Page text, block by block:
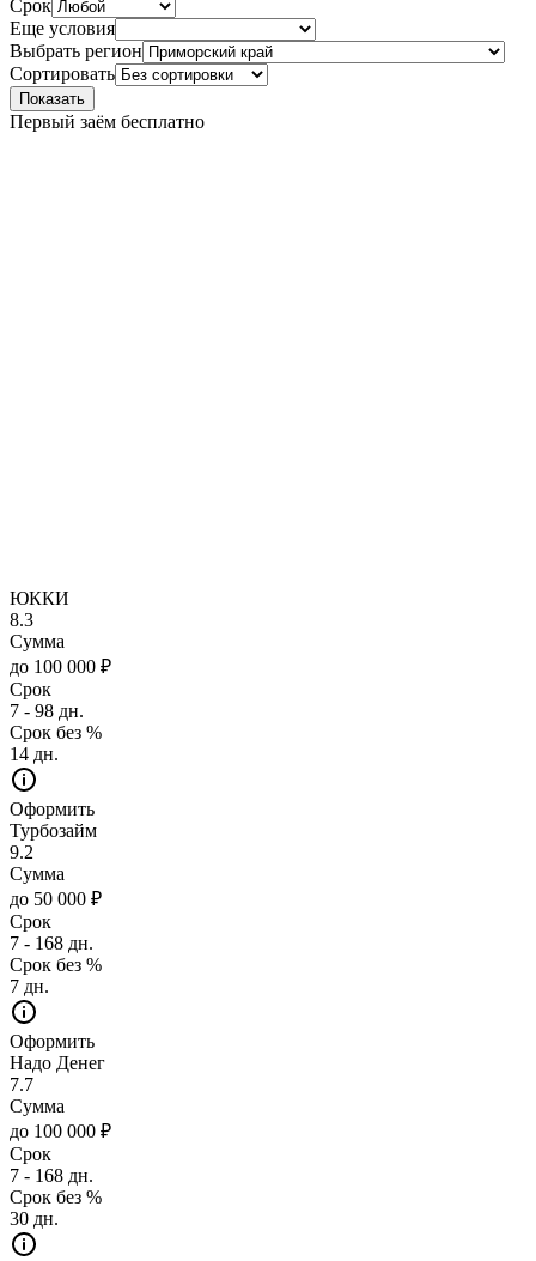
Срок
Еще условия
Выбрать регион
Сортировать
Показать
Первый заём бесплатно
ЮККИ
8.3
Сумма
до 100 000 ₽
Срок
7 - 98 дн.
Срок без %
14 дн.
Оформить
Турбозайм
9.2
Сумма
до 50 000 ₽
Срок
7 - 168 дн.
Срок без %
7 дн.
Оформить
Надо Денег
7.7
Сумма
до 100 000 ₽
Срок
7 - 168 дн.
Срок без %
30 дн.